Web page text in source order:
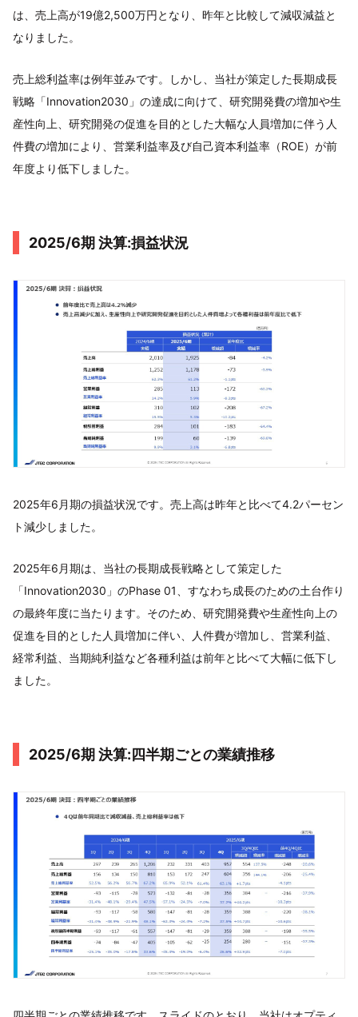
は、売上高が19億2,500万円となり、昨年と比較して減収減益と
なりました。
売上総利益率は例年並みです。しかし、当社が策定した長期成長
戦略「Innovation2030」の達成に向けて、研究開発費の増加や生
産性向上、研究開発の促進を目的とした大幅な人員増加に伴う人
件費の増加により、営業利益率及び自己資本利益率（ROE）が前
年度より低下しました。
2025/6期 決算:損益状況
2025年6月期の損益状況です。売上高は昨年と比べて4.2パーセン
ト減少しました。
2025年6月期は、当社の長期成長戦略として策定した
「Innovation2030」のPhase 01、すなわち成長のための土台作り
の最終年度に当たります。そのため、研究開発費や生産性向上の
促進を目的とした人員増加に伴い、人件費が増加し、営業利益、
経常利益、当期純利益など各種利益は前年と比べて大幅に低下し
ました。
2025/6期 決算:四半期ごとの業績推移